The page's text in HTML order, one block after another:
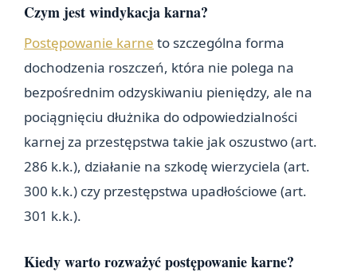
Czym jest windykacja karna?
Postępowanie karne to szczególna forma
dochodzenia roszczeń, która nie polega na
bezpośrednim odzyskiwaniu pieniędzy, ale na
pociągnięciu dłużnika do odpowiedzialności
karnej za przestępstwa takie jak oszustwo (art.
286 k.k.), działanie na szkodę wierzyciela (art.
300 k.k.) czy przestępstwa upadłościowe (art.
301 k.k.).
Kiedy warto rozważyć postępowanie karne?